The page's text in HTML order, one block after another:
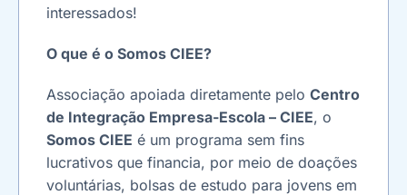
interessados!
O que é o Somos CIEE?
Associação apoiada diretamente pelo Centro
de Integração Empresa-Escola – CIEE, o
Somos CIEE é um programa sem fins
lucrativos que financia, por meio de doações
voluntárias, bolsas de estudo para jovens em